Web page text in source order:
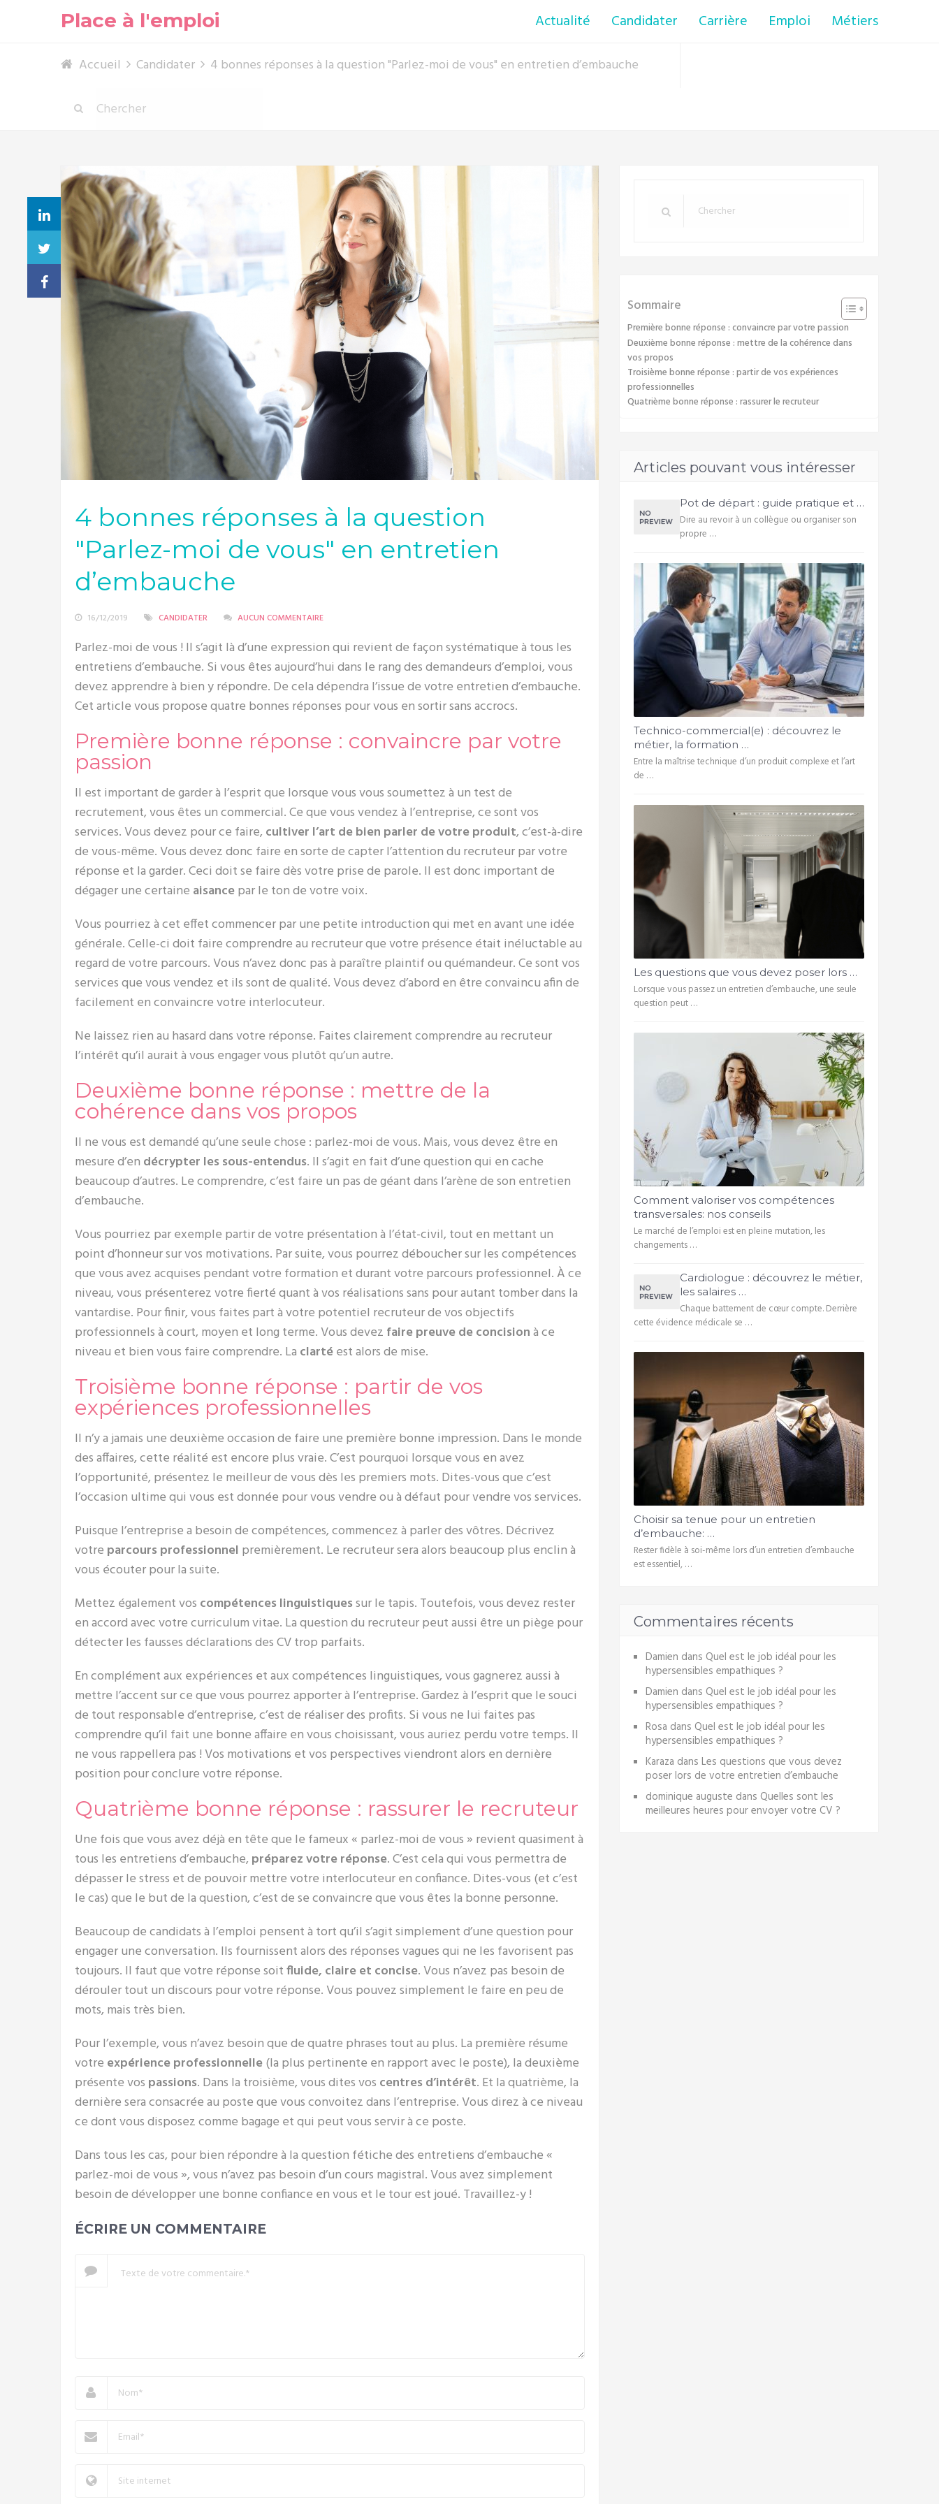
Place à l'emploi Actualité Candidater Carrière Emploi Métiers
Accueil Candidater 4 bonnes réponses à la question "Parlez-moi de vous" en entretien d’embauche
4 bonnes réponses à la question
"Parlez-moi de vous" en entretien
d’embauche
16/12/2019 CANDIDATER AUCUN COMMENTAIRE
Parlez-moi de vous ! Il s’agit là d’une expression qui revient de façon systématique à tous les
entretiens d’embauche. Si vous êtes aujourd’hui dans le rang des demandeurs d’emploi, vous
devez apprendre à bien y répondre. De cela dépendra l’issue de votre entretien d’embauche.
Cet article vous propose quatre bonnes réponses pour vous en sortir sans accrocs.
Première bonne réponse : convaincre par votre
passion
Il est important de garder à l’esprit que lorsque vous vous soumettez à un test de
recrutement, vous êtes un commercial. Ce que vous vendez à l’entreprise, ce sont vos
services. Vous devez pour ce faire, cultiver l’art de bien parler de votre produit, c’est-à-dire
de vous-même. Vous devez donc faire en sorte de capter l’attention du recruteur par votre
réponse et la garder. Ceci doit se faire dès votre prise de parole. Il est donc important de
dégager une certaine aisancepar le ton de votre voix.
Vous pourriez à cet effet commencer par une petite introduction qui met en avant une idée
générale. Celle-ci doit faire comprendre au recruteur que votre présence était inéluctable au
regard de votre parcours. Vous n’avez donc pas à paraître plaintif ou quémandeur. Ce sont vos
services que vous vendez et ils sont de qualité. Vous devez d’abord en être convaincu afin de
facilement en convaincre votre interlocuteur.
Ne laissez rien au hasard dans votre réponse. Faites clairement comprendre au recruteur
l’intérêt qu’il aurait à vous engager vous plutôt qu’un autre.
Deuxième bonne réponse : mettre de la
cohérence dans vos propos
Il ne vous est demandé qu’une seule chose : parlez-moi de vous. Mais, vous devez être en
mesure d’en décrypter les sous-entendus. Il s’agit en fait d’une question qui en cache
beaucoup d’autres. Le comprendre, c’est faire un pas de géant dans l’arène de son entretien
d’embauche.
Vous pourriez par exemple partir de votre présentation à l’état-civil, tout en mettant un
point d’honneur sur vos motivations. Par suite, vous pourrez déboucher sur les compétences
que vous avez acquises pendant votre formation et durant votre parcours professionnel. À ce
niveau, vous présenterez votre fierté quant à vos réalisations sans pour autant tomber dans la
vantardise. Pour finir, vous faites part à votre potentiel recruteur de vos objectifs
professionnels à court, moyen et long terme. Vous devez faire preuve de concisionà ce
niveau et bien vous faire comprendre. La clartéest alors de mise.
Troisième bonne réponse : partir de vos
expériences professionnelles
Il n’y a jamais une deuxième occasion de faire une première bonne impression. Dans le monde
des affaires, cette réalité est encore plus vraie. C’est pourquoi lorsque vous en avez
l’opportunité, présentez le meilleur de vous dès les premiers mots. Dites-vous que c’est
l’occasion ultime qui vous est donnée pour vous vendre ou à défaut pour vendre vos services.
Puisque l’entreprise a besoin de compétences, commencez à parler des vôtres. Décrivez
votre parcours professionnel premièrement. Le recruteur sera alors beaucoup plus enclin à
vous écouter pour la suite.
Mettez également vos compétences linguistiquessur le tapis. Toutefois, vous devez rester
en accord avec votre curriculum vitae. La question du recruteur peut aussi être un piège pour
détecter les fausses déclarations des CV trop parfaits.
En complément aux expériences et aux compétences linguistiques, vous gagnerez aussi à
mettre l’accent sur ce que vous pourrez apporter à l’entreprise. Gardez à l’esprit que le souci
de tout responsable d’entreprise, c’est de réaliser des profits. Si vous ne lui faites pas
comprendre qu’il fait une bonne affaire en vous choisissant, vous auriez perdu votre temps. Il
ne vous rappellera pas ! Vos motivations et vos perspectives viendront alors en dernière
position pour conclure votre réponse.
Quatrième bonne réponse : rassurer le recruteur
Une fois que vous avez déjà en tête que le fameux « parlez-moi de vous » revient quasiment à
tous les entretiens d’embauche, préparez votre réponse. C’est cela qui vous permettra de
dépasser le stress et de pouvoir mettre votre interlocuteur en confiance. Dites-vous (et c’est
le cas) que le but de la question, c’est de se convaincre que vous êtes la bonne personne.
Beaucoup de candidats à l’emploi pensent à tort qu’il s’agit simplement d’une question pour
engager une conversation. Ils fournissent alors des réponses vagues qui ne les favorisent pas
toujours. Il faut que votre réponse soitfluide, claire et concise. Vous n’avez pas besoin de
dérouler tout un discours pour votre réponse. Vous pouvez simplement le faire en peu de
mots, mais très bien.
Pour l’exemple, vous n’avez besoin que de quatre phrases tout au plus. La première résume
votre expérience professionnelle(la plus pertinente en rapport avec le poste), la deuxième
présente vos passions. Dans la troisième, vous dites vos centres d’intérêt. Et la quatrième, la
dernière sera consacrée au poste que vous convoitez dans l’entreprise. Vous direz à ce niveau
ce dont vous disposez comme bagage et qui peut vous servir à ce poste.
Dans tous les cas, pour bien répondre à la question fétiche des entretiens d’embauche «
parlez-moi de vous », vous n’avez pas besoin d’un cours magistral. Vous avez simplement
besoin de développer une bonne confiance en vous et le tour est joué. Travaillez-y !
ÉCRIRE UN COMMENTAIRE
Sommaire
Première bonne réponse : convaincre par votre passion
Deuxième bonne réponse : mettre de la cohérence dans
vos propos
Troisième bonne réponse : partir de vos expériences
professionnelles
Quatrième bonne réponse : rassurer le recruteur
Articles pouvant vous intéresser
Pot de départ : guide pratique et …
Dire au revoir à un collègue ou organiser son
propre …
Technico-commercial(e) : découvrez le
métier, la formation …
Entre la maîtrise technique d’un produit complexe et l’art
de …
Les questions que vous devez poser lors …
Lorsque vous passez un entretien d’embauche, une seule
question peut …
Comment valoriser vos compétences
transversales: nos conseils
Le marché de l’emploi est en pleine mutation, les
changements …
Cardiologue : découvrez le métier,
les salaires …
Chaque battement de cœur compte. Derrière
cette évidence médicale se …
Choisir sa tenue pour un entretien
d’embauche: …
Rester fidèle à soi-même lors d’un entretien d’embauche
est essentiel, …
Commentaires récents
Damien dans Quel est le job idéal pour les
hypersensibles empathiques ?
Damien dans Quel est le job idéal pour les
hypersensibles empathiques ?
Rosa dans Quel est le job idéal pour les
hypersensibles empathiques ?
Karaza dans Les questions que vous devez
poser lors de votre entretien d’embauche
dominique auguste dans Quelles sont les
meilleures heures pour envoyer votre CV ?